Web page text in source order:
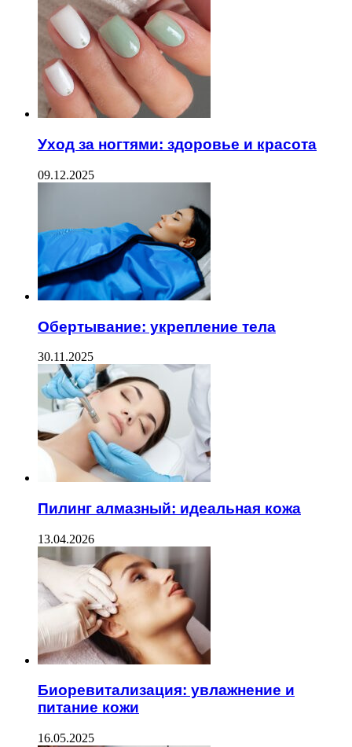
Уход за ногтями: здоровье и красота
09.12.2025
Обертывание: укрепление тела
30.11.2025
Пилинг алмазный: идеальная кожа
13.04.2026
Биоревитализация: увлажнение и
питание кожи
16.05.2025